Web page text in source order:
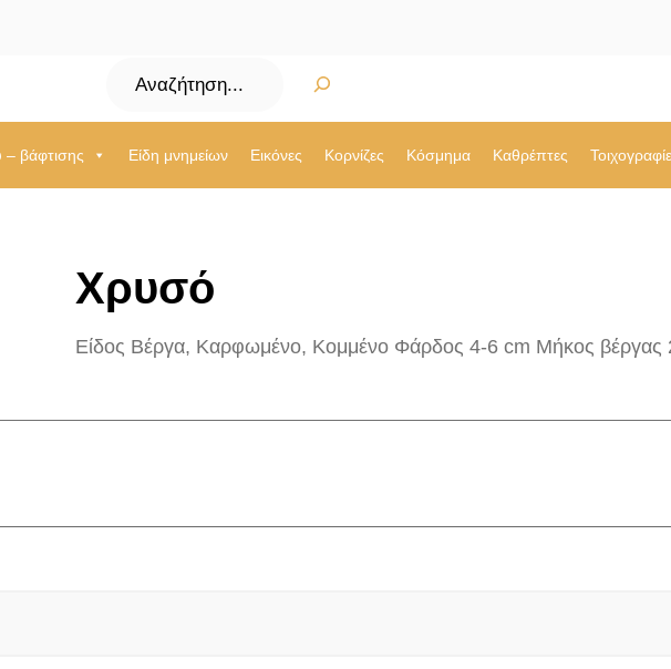
Αναζήτηση
– βάφτισης Είδη μνημείων Εικόνες Κορνίζες Κόσμημα Καθρέπτες
Χρυσό
Είδος Βέργα, Καρφωμένο, Κομμένο Φάρδος 4-6 cm Μήκος